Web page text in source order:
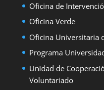
Oficina de
Oficina Verde
Oficina Universitaria
Programa
Unidad de
Voluntariado